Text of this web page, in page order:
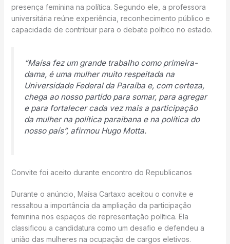
presença feminina na política. Segundo ele, a professora
universitária reúne experiência, reconhecimento público e
capacidade de contribuir para o debate político no estado.
“Maísa fez um grande trabalho como primeira-
dama, é uma mulher muito respeitada na
Universidade Federal da Paraíba e, com certeza,
chega ao nosso partido para somar, para agregar
e para fortalecer cada vez mais a participação
da mulher na política paraibana e na política do
nosso país”, afirmou Hugo Motta.
Convite foi aceito durante encontro do Republicanos
Durante o anúncio, Maísa Cartaxo aceitou o convite e
ressaltou a importância da ampliação da participação
feminina nos espaços de representação política. Ela
classificou a candidatura como um desafio e defendeu a
união das mulheres na ocupação de cargos eletivos.